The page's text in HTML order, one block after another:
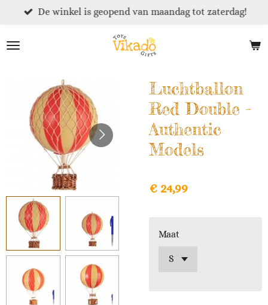
naar
De winkel is geopend van maandag tot zaterdag!
Luchtballon
Red Double -
Authentic
Models
€ 24,99
Maat